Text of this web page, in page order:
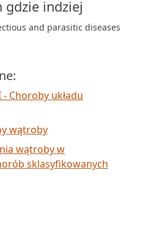
gdzie indziej
and parasitic diseases
- Choroby układu
wątroby
wątroby w
sklasyfikowanych